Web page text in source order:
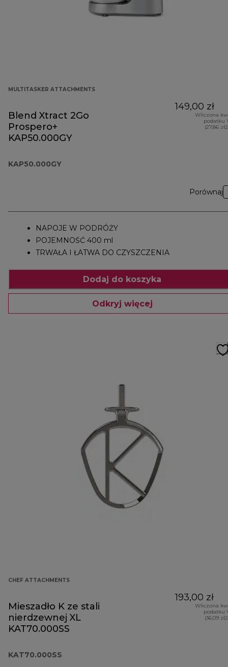
MULTITASKER ATTACHMENTS
Blend Xtract 2Go
Prospero+
KAP50.000GY
KAP50.000GY
149,00 zł
Wliczona
podatku
(27,86
Porównaj
NAPOJE W PODRÓŻY
POJEMNOŚĆ 400 ml
TRWAŁA I ŁATWA DO CZYSZCZENIA
Dodaj do koszyka
Odkryj więcej
CHEF ATTACHMENTS
Mieszadło K ze stali
nierdzewnej XL
KAT70.000SS
KAT70.000SS
193,00 zł
Wliczona
podatku
(36,09